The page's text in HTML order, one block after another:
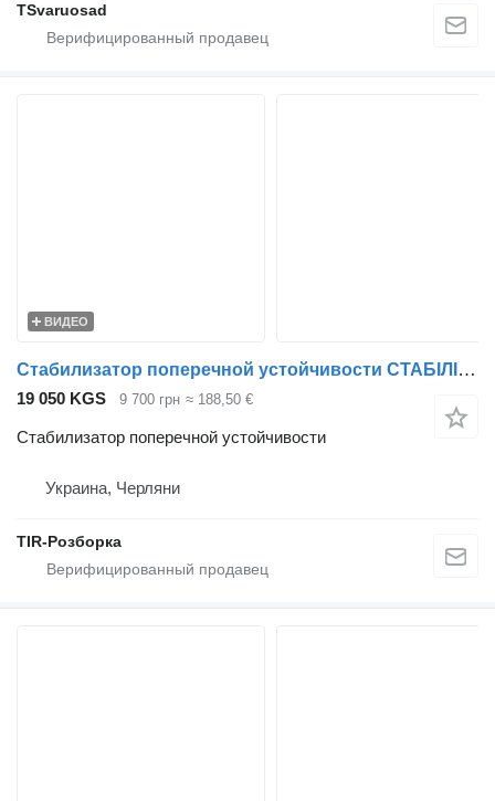
TSvaruosad
ВИДЕО
Стабилизатор поперечной устойчивости СТАБІЛІЗАТОР ПІДВІСКИ VOLVO FH4, RENAULT RANGE T EURO 6 ПЕРЕД. 2 для тягача Volvo FH
19 050 KGS 9 700 грн ≈ 188,50 €
Стабилизатор поперечной устойчивости
Украина, Черляни
TIR-Розборка